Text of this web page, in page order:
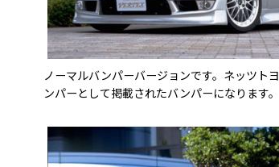
ノーマルバンパーバージョンです。ネッツト
ンパーとして掲載されたバンパーになります。